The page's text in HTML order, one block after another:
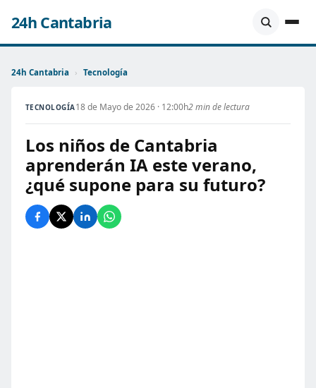
24h Cantabria
24h Cantabria › Tecnología
TECNOLOGÍA18 de Mayo de 2026 · 12:00h2 min de lectura
Los niños de Cantabria
aprenderán IA este verano,
¿qué supone para su futuro?